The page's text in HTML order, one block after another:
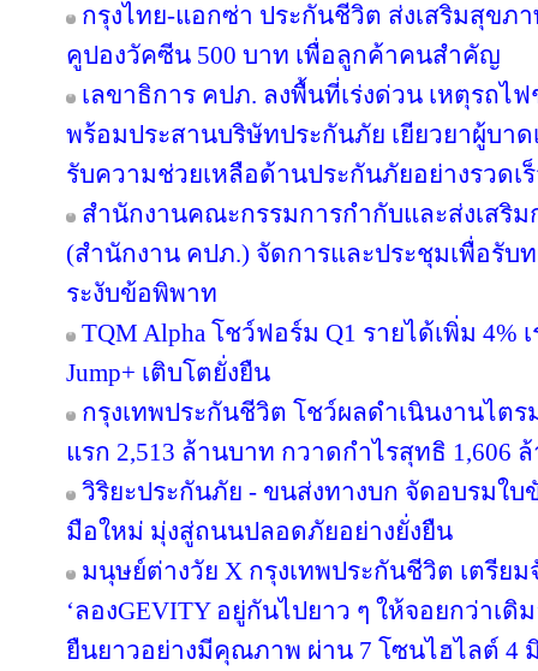
กรุงไทย-แอกซ่า ประกันชีวิต ส่งเสริมสุขภ
คูปองวัคซีน 500 บาท เพื่อลูกค้าคนสำคัญ
เลขาธิการ คปภ. ลงพื้นที่เร่งด่วน เหตุรถไ
พร้อมประสานบริษัทประกันภัย เยียวยาผู้บา
รับความช่วยเหลือด้านประกันภัยอย่างรวดเ
สำนักงานคณะกรรมการกำกับและส่งเสริ
(สำนักงาน คปภ.) จัดการและประชุมเพื่อรับ
ระงับข้อพิพาท
TQM Alpha โชว์ฟอร์ม Q1 รายได้เพิ่ม
Jump+ เติบโตยั่งยืน
กรุงเทพประกันชีวิต โชว์ผลดำเนินงานไตร
แรก 2,513 ล้านบาท กวาดกำไรสุทธิ 1,606
วิริยะประกันภัย - ขนส่งทางบก จัดอบรมใบ
มือใหม่ มุ่งสู่ถนนปลอดภัยอย่างยั่งยืน
มนุษย์ต่างวัย X กรุงเทพประกันชีวิต เตรียม
‘ลองGEVITY อยู่กันไปยาว ๆ ให้จอยกว่าเ
ยืนยาวอย่างมีคุณภาพ ผ่าน 7 โซนไฮไลต์ 4